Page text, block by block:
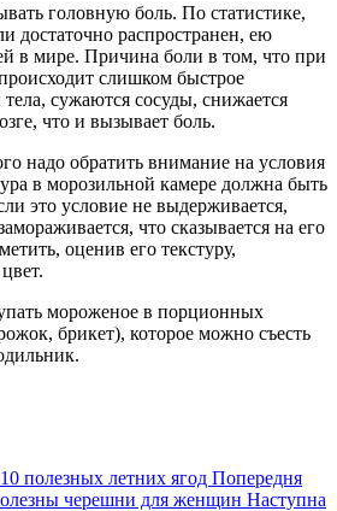
головную боль. По статистике,
достаточно распространен, ею
в мире. Причина боли в том, что при
слишком быстрое
сужаются сосуды, снижается
что и вызывает боль.
надо обратить внимание на условия
в морозильной камере должна быть
это условие не выдерживается,
что сказывается на его
оценив его текстуру,
мороженое в порционных
брикет), которое можно съесть
полезных летних ягод Попередня
черешни для женщин Наступна